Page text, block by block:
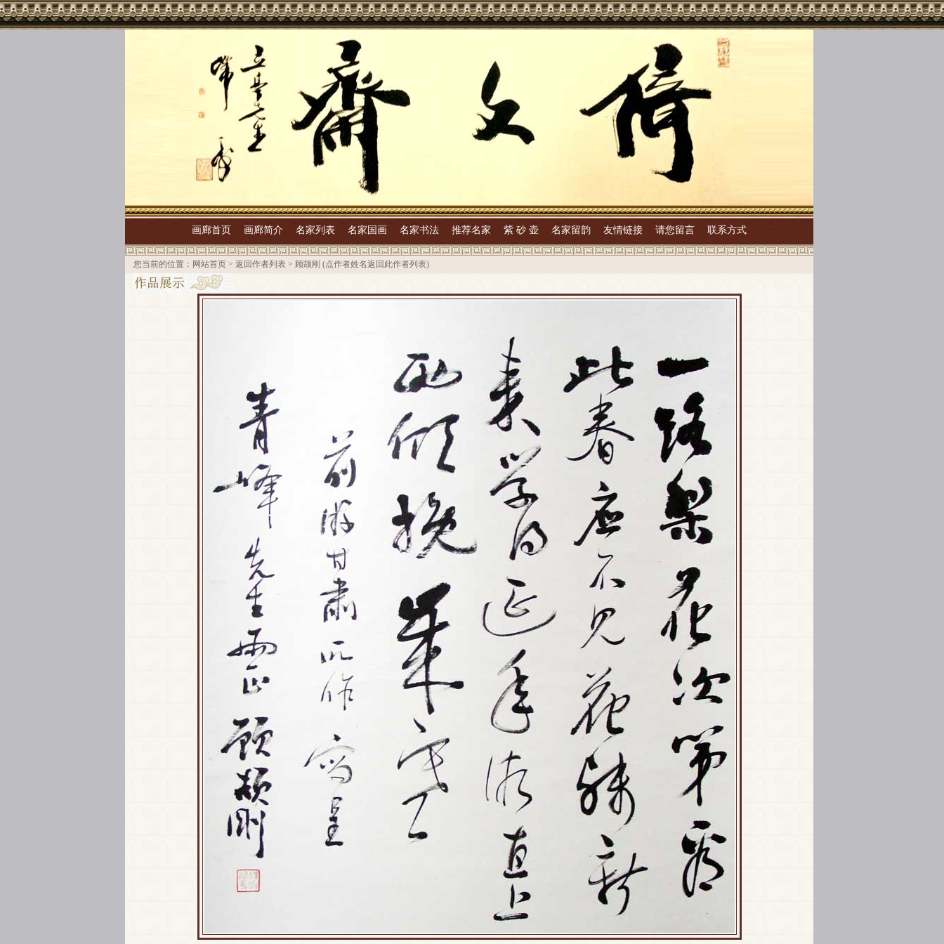
画廊首页 画廊简介 名家列表 名家国画 名家书法 推荐名家 紫 砂 壶 名家留韵 友情链接 请您留言 联系方式
您当前的位置： 网站首页 > 返回作者列表 > 顾颉刚 (点作者姓名返回此作者列表)